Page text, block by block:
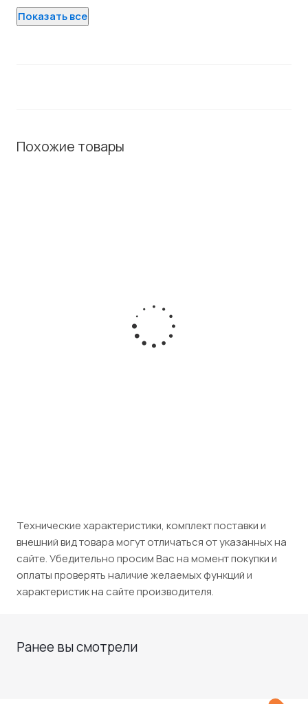
Показать все
Похожие товары
VoIP-телефон Avaya 4602
Технические характеристики, комплект поставки и
внешний вид товара могут отличаться от указанных на
сайте. Убедительно просим Вас на момент покупки и
оплаты проверять наличие желаемых функций и
характеристик на сайте производителя.
Ранее вы смотрели